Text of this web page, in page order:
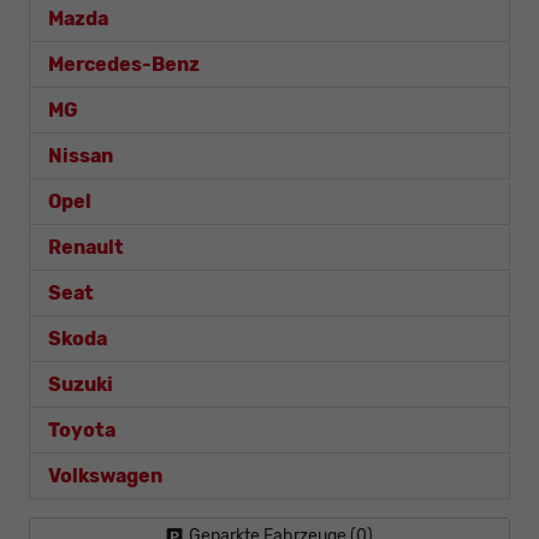
Mazda
Mercedes-Benz
MG
Nissan
Opel
Renault
Seat
Skoda
Suzuki
Toyota
Volkswagen